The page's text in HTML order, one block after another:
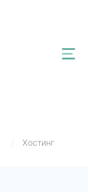
Хостинг